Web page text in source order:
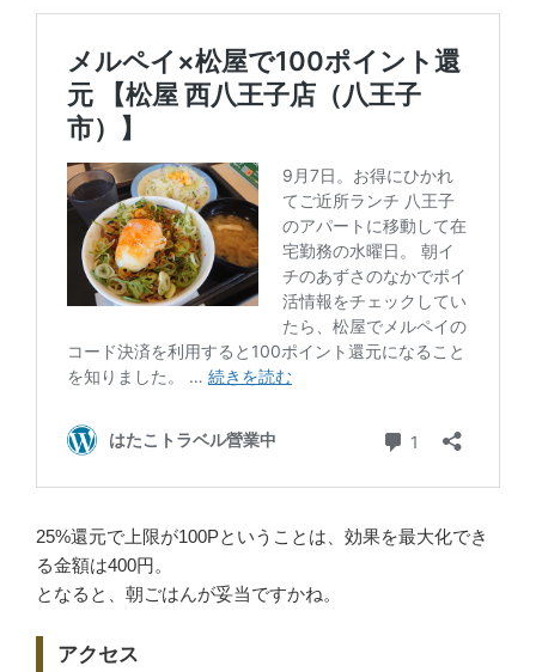
25%還元で上限が100Pということは、効果を最大化でき
る金額は400円。
となると、朝ごはんが妥当ですかね。
アクセス